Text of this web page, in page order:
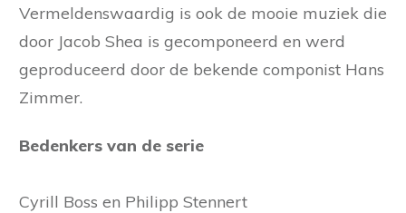
Vermeldenswaardig is ook de mooie muziek die
door Jacob Shea is gecomponeerd en werd
geproduceerd door de bekende componist Hans
Zimmer.
Bedenkers van de serie
Cyrill Boss en Philipp Stennert